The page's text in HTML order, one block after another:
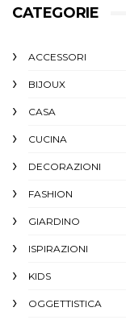
CATEGORIE
ACCESSORI
BIJOUX
CASA
CUCINA
DECORAZIONI
FASHION
GIARDINO
ISPIRAZIONI
KIDS
OGGETTISTICA